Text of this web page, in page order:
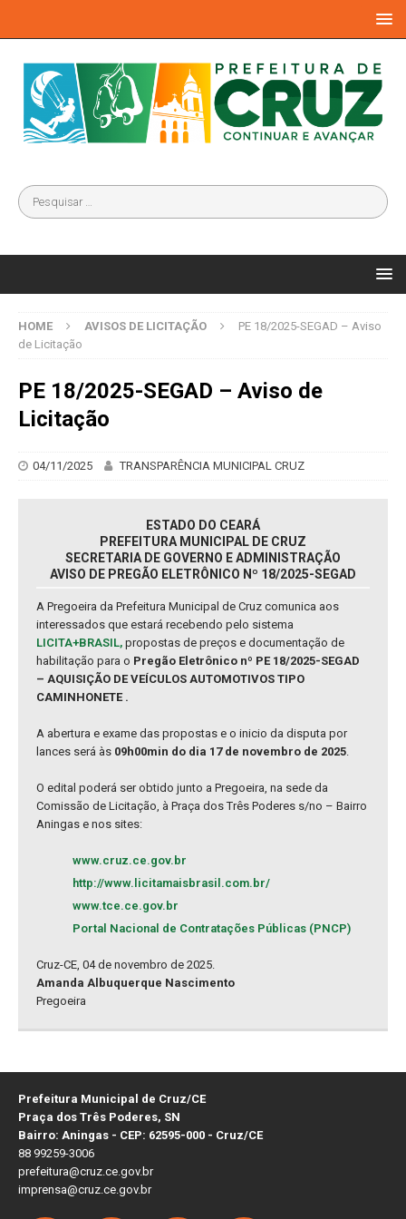
HOME AVISOS DE LICITAÇÃO
PE 18/2025-SEGAD – Aviso
de Licitação
PE 18/2025-SEGAD – Aviso de
Licitação
04/11/2025 TRANSPARÊNCIA MUNICIPAL CRUZ
ESTADO DO CEARÁ
PREFEITURA MUNICIPAL DE CRUZ
SECRETARIA DE GOVERNO E ADMINISTRAÇÃO
AVISO DE PREGÃO ELETRÔNICO Nº 18/2025-SEGAD
A Pregoeira da Prefeitura Municipal de Cruz comunica aos
interessados que estará recebendo pelo sistema
LICITA+BRASIL, propostas de preços e documentação de
habilitação para o Pregão Eletrônico nº PE 18/2025-SEGAD
– AQUISIÇÃO DE VEÍCULOS AUTOMOTIVOS TIPO
CAMINHONETE .
A abertura e exame das propostas e o inicio da disputa por
lances será às 09h00min do dia 17 de novembro de 2025.
O edital poderá ser obtido junto a Pregoeira, na sede da
Comissão de Licitação, à Praça dos Três Poderes s/no – Bairro
Aningas e nos sites:
www.cruz.ce.gov.br
http://www.licitamaisbrasil.com.br/
www.tce.ce.gov.br
Portal Nacional de Contratações Públicas (PNCP)
Cruz-CE, 04 de novembro de 2025.
Amanda Albuquerque Nascimento
Pregoeira
Prefeitura Municipal de Cruz/CE
Praça dos Três Poderes, SN
Bairro: Aningas - CEP: 62595-000 - Cruz/CE
88 99259-3006
prefeitura@cruz.ce.gov.br
imprensa@cruz.ce.gov.br